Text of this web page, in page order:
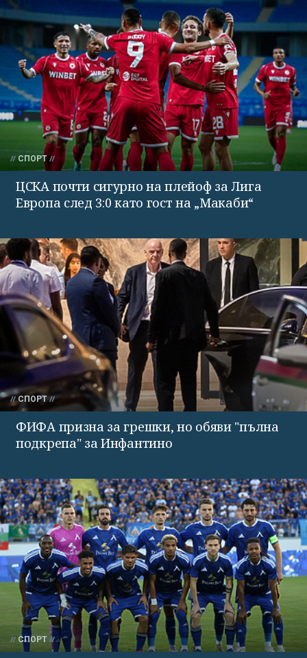
СПОРТ
ЦСКА почти сигурно на плейоф за Лига
Европа след 3:0 като гост на „Макаби“
СПОРТ
ФИФА призна за грешки, но обяви "пълна
подкрепа" за Инфантино
СПОРТ